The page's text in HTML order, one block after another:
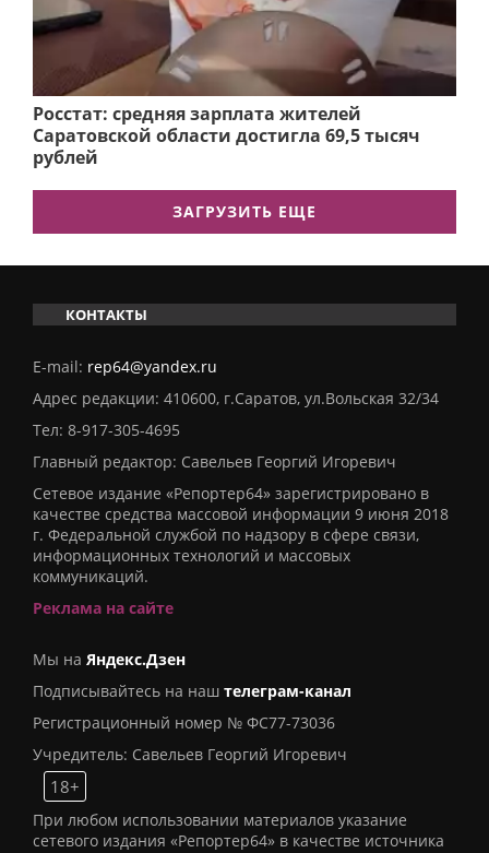
Росстат: средняя зарплата жителей
Саратовской области достигла 69,5 тысяч
рублей
ЗАГРУЗИТЬ ЕЩЕ
КОНТАКТЫ
E-mail: rep64@yandex.ru
Адрес редакции: 410600, г.Саратов, ул.Вольская 32/34
Тел: 8-917-305-4695
Главный редактор: Савельев Георгий Игоревич
Сетевое издание «Репортер64» зарегистрировано в
качестве средства массовой информации 9 июня 2018
г. Федеральной службой по надзору в сфере связи,
информационных технологий и массовых
коммуникаций.
Реклама на сайте
Мы на Яндекс.Дзен
Подписывайтесь на наш телеграм-канал
Регистрационный номер № ФС77-73036
Учредитель: Савельев Георгий Игоревич
18+
При любом использовании материалов указание
сетевого издания «Репортер64» в качестве источника